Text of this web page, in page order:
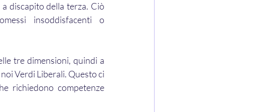
discapito della terza. Ciò
insoddisfacenti o
tre dimensioni, quindi a
Verdi Liberali. Questo ci
richiedono competenze